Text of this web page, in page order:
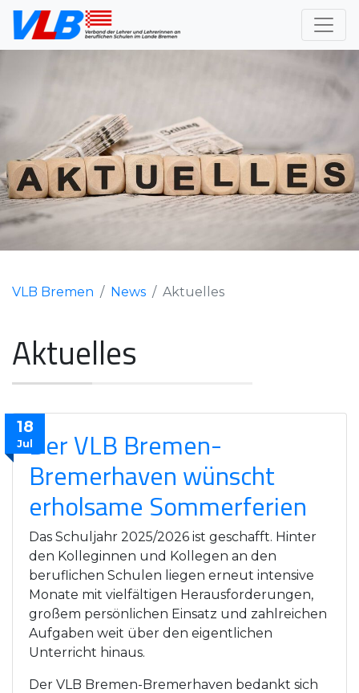
VLB Bremen News Aktuelles
Aktuelles
18
JulDer VLB Bremen-
Bremerhaven wünscht
erholsame Sommerferien
Das Schuljahr 2025/2026 ist geschafft. Hinter
den Kolleginnen und Kollegen an den
beruflichen Schulen liegen erneut intensive
Monate mit vielfältigen Herausforderungen,
großem persönlichen Einsatz und zahlreichen
Aufgaben weit über den eigentlichen
Unterricht hinaus.
Der VLB Bremen-Bremerhaven bedankt sich